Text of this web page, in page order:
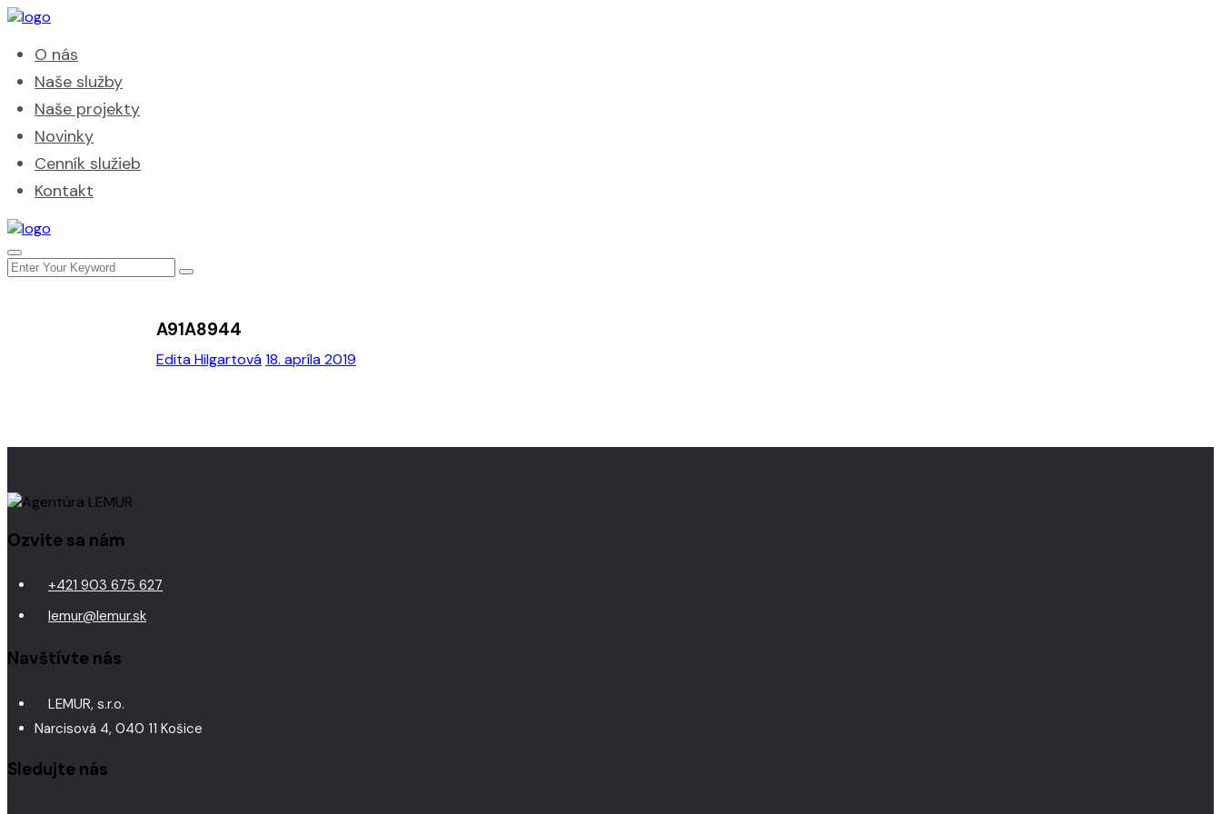
O nás
Naše služby
Naše projekty
Novinky
Cenník služieb
Kontakt
Edita Hilgartová18. apríla 2019
A91A8944
Ozvite sa nám
+421 903 675 627
lemur@lemur.sk
Navštívte nás
LEMUR, s.r.o.
Narcisová 4, 040 11 Košice
Sledujte nás